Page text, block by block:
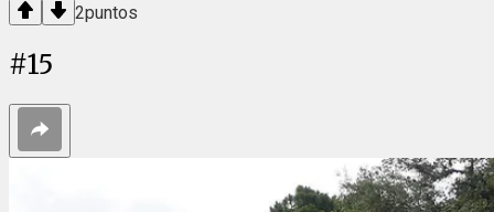
2puntos
#15